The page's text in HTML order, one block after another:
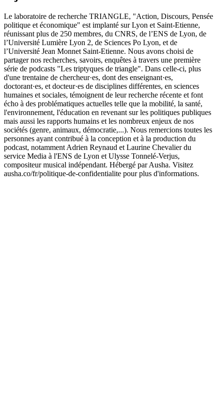
Le laboratoire de recherche TRIANGLE, "Action, Discours, Pensée
politique et économique" est implanté sur Lyon et Saint-Etienne,
réunissant plus de 250 membres, du CNRS, de l’ENS de Lyon, de
l’Université Lumière Lyon 2, de Sciences Po Lyon, et de
l’Université Jean Monnet Saint-Etienne. Nous avons choisi de
partager nos recherches, savoirs, enquêtes à travers une première
série de podcasts "Les triptyques de triangle". Dans celle-ci, plus
d'une trentaine de chercheur·es, dont des enseignant·es,
doctorant·es, et docteur·es de disciplines différentes, en sciences
humaines et sociales, témoignent de leur recherche récente et font
écho à des problématiques actuelles telle que la mobilité, la santé,
l'environnement, l'éducation en revenant sur les politiques publiques
mais aussi les rapports humains et les nombreux enjeux de nos
sociétés (genre, animaux, démocratie,...). Nous remercions toutes les
personnes ayant contribué à la conception et à la production du
podcast, notamment Adrien Reynaud et Laurine Chevalier du
service Media à l'ENS de Lyon et Ulysse Tonnelé-Verjus,
compositeur musical indépendant. Hébergé par Ausha. Visitez
ausha.co/fr/politique-de-confidentialite pour plus d'informations.